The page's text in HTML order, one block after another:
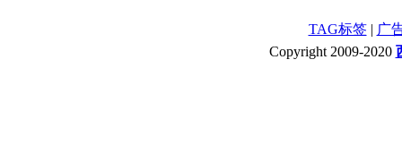
TAG标签 | 广
Copyright 2009-2020